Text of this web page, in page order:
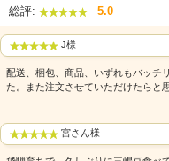
総評: 5.0
J様
配送、梱包、商品、いずれもバッチ
た。また注文させていただけたらと
宮さん様